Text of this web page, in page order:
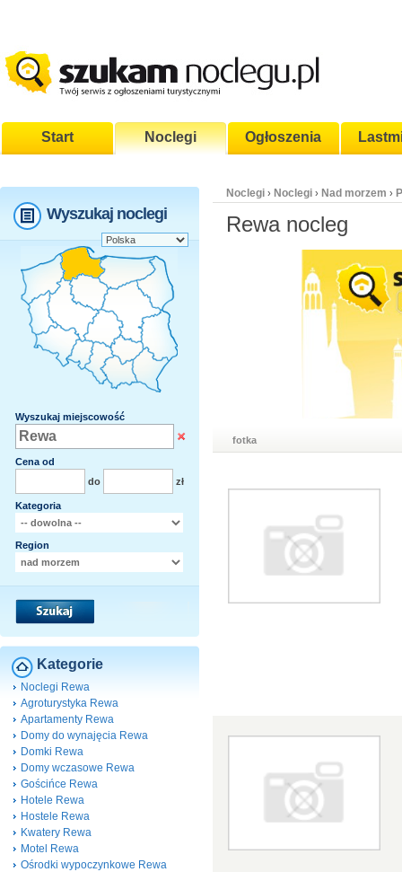
Start Noclegi Ogłoszenia
Wyszukaj noclegi
Wyszukaj miejscowość
Cena od
do
zł
Kategoria
Region
Kategorie
Noclegi Rewa
Agroturystyka Rewa
Apartamenty Rewa
Domy do wynajęcia Rewa
Domki Rewa
Domy wczasowe Rewa
Gościńce Rewa
Hotele Rewa
Hostele Rewa
Kwatery Rewa
Motel Rewa
Ośrodki wypoczynkowe Rewa
Noclegi › Noclegi › Nad morzem ›
Rewa nocleg
fotka